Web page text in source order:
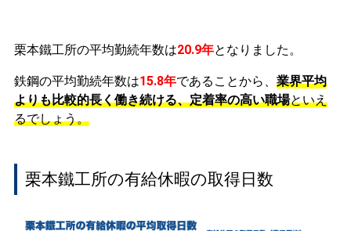
栗本鐵工所の平均勤続年数は20.9年となりました。
鉄鋼の平均勤続年数は15.8年であることから、 業界平均
よりも比較的長く働き続ける、定着率の高い職場といえ
るでしょう。
栗本鐵工所の有給休暇の取得日数